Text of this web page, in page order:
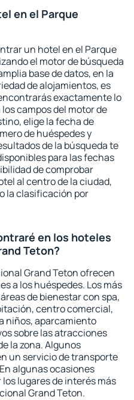
en el Parque
un hotel en el Parque
el motor de búsqueda
base de datos, en la
de alojamientos, es
exactamente lo
campos del motor de
elige la fecha de
de huéspedes y
de la búsqueda te
para las fechas
de comprobar
al centro de la ciudad,
la clasificación por
en los hoteles
Teton?
Grand Teton ofrecen
a los huéspedes. Los más
de bienestar con spa,
centro comercial,
niños, aparcamiento
sobre las atracciones
la zona. Algunos
un servicio de transporte
algunas ocasiones
lugares de interés más
Grand Teton.